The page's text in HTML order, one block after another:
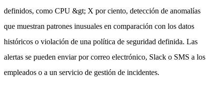
definidos, como CPU &gt; X por ciento, detección de anomalías
que muestran patrones inusuales en comparación con los datos
históricos o violación de una política de seguridad definida. Las
alertas se pueden enviar por correo electrónico, Slack o SMS a los
empleados o a un servicio de gestión de incidentes.